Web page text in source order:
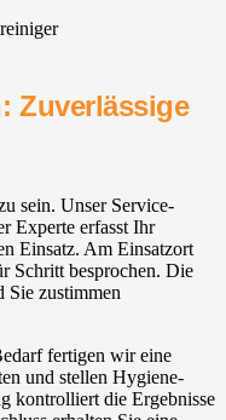
Zuverlässige
sein. Unser Service-
Experte erfasst Ihr
Einsatz. Am Einsatzort
Schritt besprochen. Die
Sie zustimmen
fertigen wir eine
und stellen Hygiene-
kontrolliert die Ergebnisse